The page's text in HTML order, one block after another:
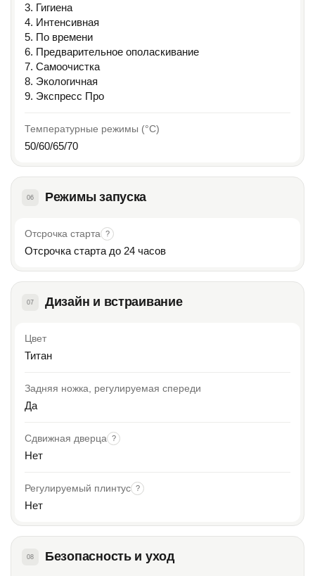
3. Гигиена
4. Интенсивная
5. По времени
6. Предварительное ополаскивание
7. Самоочистка
8. Экологичная
9. Экспресс Про
Температурные режимы (°C)
50/60/65/70
06 Режимы запуска
Отсрочка старта ?
Отсрочка старта до 24 часов
07 Дизайн и встраивание
Цвет
Титан
Задняя ножка, регулируемая спереди
Да
Сдвижная дверца ?
Нет
Регулируемый плинтус ?
Нет
08 Безопасность и уход